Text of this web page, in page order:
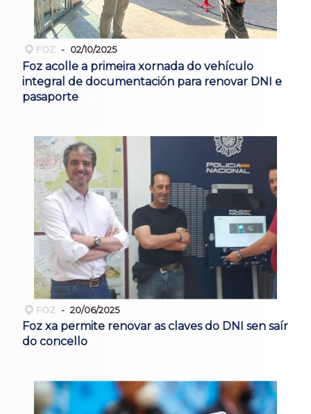
FOZ 02/10/2025
Foz acolle a primeira xornada do vehículo
integral de documentación para renovar DNI e
pasaporte
FOZ 20/06/2025
Foz xa permite renovar as claves do DNI sen saír
do concello